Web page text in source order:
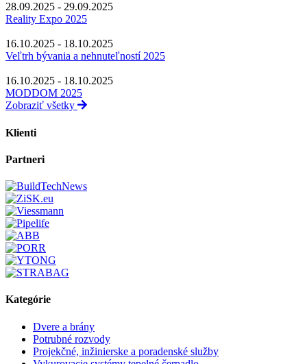
28.09.2025 - 29.09.2025
Reality Expo 2025
16.10.2025 - 18.10.2025
Veľtrh bývania a nehnuteľností 2025
16.10.2025 - 18.10.2025
MODDOM 2025
Zobraziť všetky
Klienti
Partneri
Kategórie
Dvere a brány
Potrubné rozvody
Projekčné, inžinierske a poradenské služby